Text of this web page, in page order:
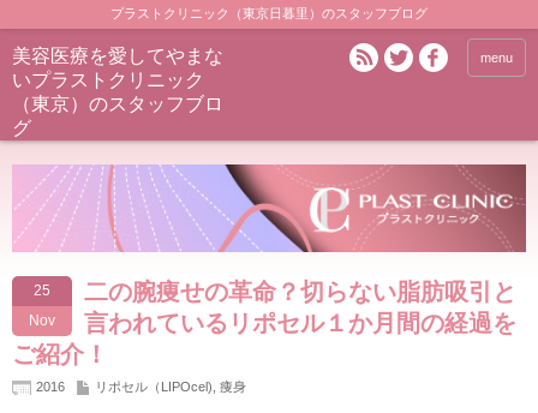
プラストクリニック（東京日暮里）のスタッフブログ
美容医療を愛してやまな
いプラストクリニック
（東京）のスタッフブロ
グ
menu
25
Nov
二の腕痩せの革命？切らない脂肪吸引と
言われているリポセル１か月間の経過を
ご紹介！
2016 リポセル（LIPOcel) 痩身